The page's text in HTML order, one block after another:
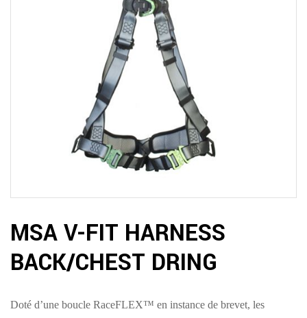
MSA V-FIT HARNESS
BACK/CHEST DRING
Doté d’une boucle RaceFLEX™ en instance de brevet, les